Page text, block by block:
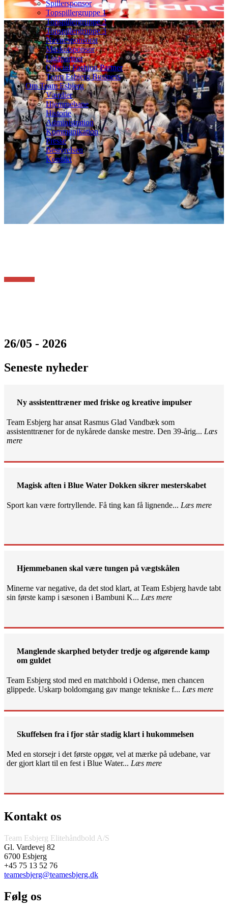
Spillersponsor
Topspillergruppe 1
Topspillergruppe 2
Topspillergruppe 3
Navnesponsorat
Maskotsponsor
Ligapartner
Official Fashion Partner
Team Esbjerg Business
Om Team Esbjerg
Værdier
Hjemmebane
Historie
Administration
Kommunikation
Presse
Bestyrelsen
Kontakt
26/05 - 2026
Seneste nyheder
Ny assistenttræner med friske og kreative impulser
Team Esbjerg har ansat Rasmus Glad Vandbæk som
assistenttræner for de nykårede danske mestre. Den 39-årig... Læs
mere
Magisk aften i Blue Water Dokken sikrer mesterskabet
Sport kan være fortryllende. Få ting kan få lignende... Læs mere
Hjemmebanen skal være tungen på vægtskålen
Minerne var negative, da det stod klart, at Team Esbjerg havde tabt
sin første kamp i sæsonen i Bambuni K... Læs mere
Manglende skarphed betyder tredje og afgørende kamp
om guldet
Team Esbjerg stod med en matchbold i Odense, men chancen
glippede. Uskarp boldomgang gav mange tekniske f... Læs mere
Skuffelsen fra i fjor står stadig klart i hukommelsen
Med en storsejr i det første opgør, vel at mærke på udebane, var
der gjort klart til en fest i Blue Water... Læs mere
Kontakt os
Team Esbjerg Elitehåndbold A/S
Gl. Vardevej 82
6700 Esbjerg
+45 75 13 52 76
teamesbjerg@teamesbjerg.dk
Følg os